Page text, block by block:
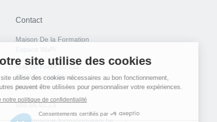
Contact
Maison De la Formation
Rue du Follet 10/211
7540 Tournai (Kain)
Belgique
069 66 67 75